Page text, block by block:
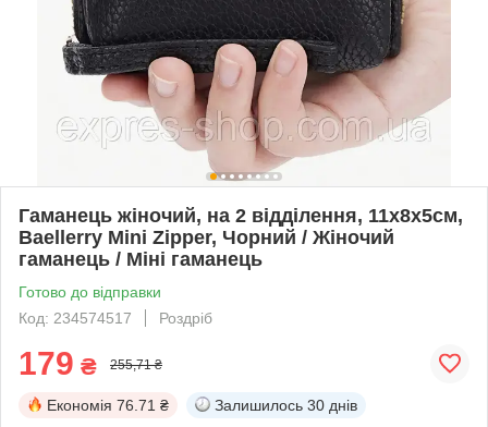
Гаманець жіночий, на 2 відділення, 11x8x5см,
Baellerry Mini Zipper, Чорний / Жіночий
гаманець / Міні гаманець
Готово до відправки
Код: 234574517
Роздріб
179 ₴ 255,71 ₴
Економія 76.71 ₴ Залишилось 30 днів